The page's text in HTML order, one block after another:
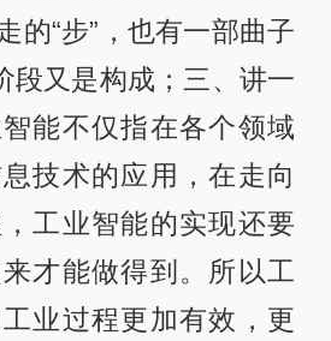
的“步”，也有一部曲子
段又是构成；三、讲一
能不仅指在各个领域
技术的应用，在走向
工业智能的实现还要
才能做得到。所以工
业过程更加有效，更